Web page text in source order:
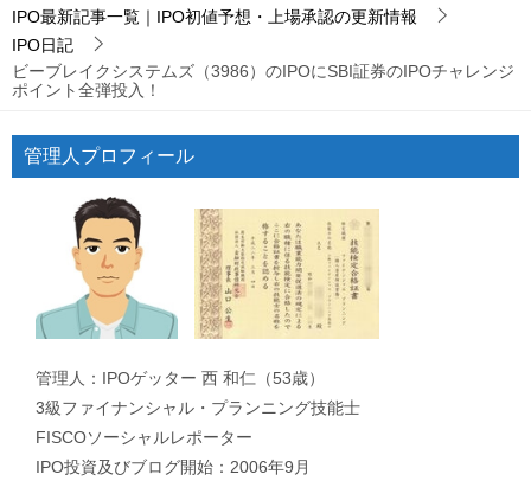
IPO最新記事一覧｜IPO初値予想・上場承認の更新情報
IPO日記
ビーブレイクシステムズ（3986）のIPOにSBI証券のIPOチャレンジ
ポイント全弾投入！
管理人プロフィール
管理人：IPOゲッター 西 和仁（53歳）
3級ファイナンシャル・プランニング技能士
FISCOソーシャルレポーター
IPO投資及びブログ開始：2006年9月